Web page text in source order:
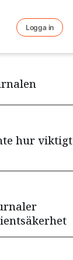
Logga in
hur viktigt